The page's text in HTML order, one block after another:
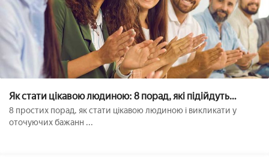
Як стати цікавою людиною: 8 порад, які підійдуть
кожному
8 простих порад, як стати цікавою людиною і викликати у
оточуючих бажанн ...